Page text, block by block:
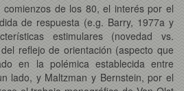
de los 80, el interés por el
de respuesta (e.g. Barry, 1977a y
estimulares (novedad vs.
reflejo de orientación (aspecto que
en la polémica establecida entre
lado, y Maltzman y Bernstein, por el